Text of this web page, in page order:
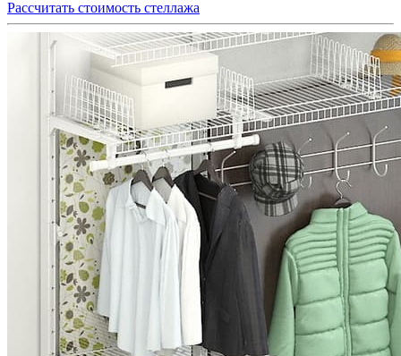
Рассчитать стоимость стеллажа